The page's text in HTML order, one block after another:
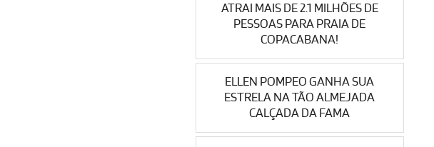
ATRAI MAIS DE 2.1 MILHÕES DE
PESSOAS PARA PRAIA DE
COPACABANA!
ELLEN POMPEO GANHA SUA
ESTRELA NA TÃO ALMEJADA
CALÇADA DA FAMA